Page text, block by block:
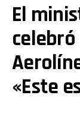
El
«Este